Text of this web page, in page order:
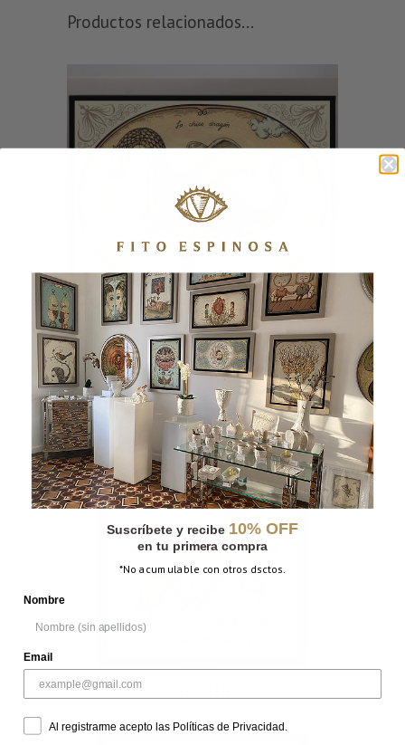
Productos relacionados...
DRAGÓN
Suscríbete y recibe 10% OFF
en tu primera compra
*No acumulable con otros dsctos.
Nombre
Email
Al registrarme acepto las Políticas de Privacidad.